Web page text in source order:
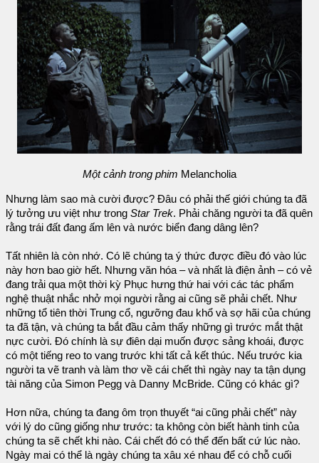
Một cảnh trong phim Melancholia
Nhưng làm sao mà cười được? Đâu có phải thế giới chúng ta đã
lý tưởng ưu việt như trong Star Trek. Phải chăng người ta đã quên
rằng trái đất đang ấm lên và nước biển đang dâng lên?
Tất nhiên là còn nhớ. Có lẽ chúng ta ý thức được điều đó vào lúc
này hơn bao giờ hết. Nhưng văn hóa – và nhất là điện ảnh – có vẻ
đang trải qua một thời kỳ Phục hưng thứ hai với các tác phẩm
nghệ thuật nhắc nhở mọi người rằng ai cũng sẽ phải chết. Như
những tổ tiên thời Trung cổ, ngưỡng đau khổ và sợ hãi của chúng
ta đã tận, và chúng ta bắt đầu cảm thấy những gì trước mắt thật
nực cười. Đó chính là sự điên dại muốn được sảng khoái, được
có một tiếng reo to vang trước khi tất cả kết thúc. Nếu trước kia
người ta vẽ tranh và làm thơ về cái chết thì ngày nay ta tận dụng
tài năng của Simon Pegg và Danny McBride. Cũng có khác gì?
Hơn nữa, chúng ta đang ôm trọn thuyết “ai cũng phải chết” này
với lý do cũng giống như trước: ta không còn biết hành tinh của
chúng ta sẽ chết khi nào. Cái chết đó có thể đến bất cứ lúc nào.
Ngày mai có thể là ngày chúng ta xâu xé nhau để có chỗ cuối